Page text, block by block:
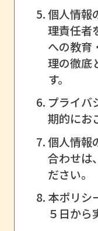
個人情報
理責任者
への教育
理の徹底
す。
プライバ
期的にお
個人情報
合わせは
ださい。
本ポリシ
５日から